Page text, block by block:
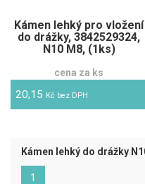
Kámen lehký pro vložení
do drážky, 3842529324,
N10 M8, (1ks)
cena za ks
20,15 Kč bez DPH
Kámen lehký do drážky
1